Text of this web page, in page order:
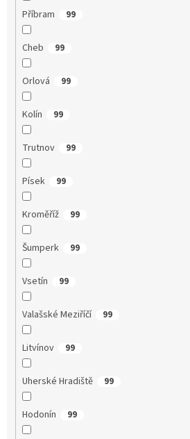
Příbram 99
Cheb 99
Orlová 99
Kolín 99
Trutnov 99
Písek 99
Kroměříž 99
Šumperk 99
Vsetín 99
Valašské Meziříčí 99
Litvínov 99
Uherské Hradiště 99
Hodonín 99